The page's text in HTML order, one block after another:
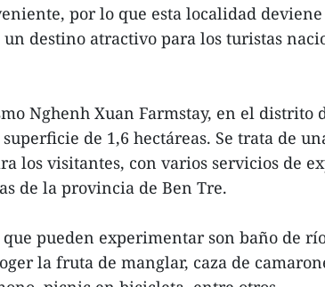
por lo que esta localidad
destino atractivo para los turistas
Nghenh Xuan Farmstay, en el distrito
de 1,6 hectáreas. Se trata de
los visitantes, con varios servicios de
de la provincia de Ben Tre.
pueden experimentar son baño de
la fruta de manglar, caza de